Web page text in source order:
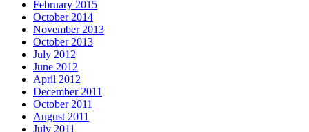
February 2015
October 2014
November 2013
October 2013
July 2012
June 2012
April 2012
December 2011
October 2011
August 2011
July 2011